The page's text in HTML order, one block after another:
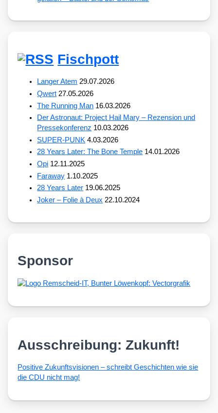
Fischpott
Langer Atem 29.07.2026
Qwert 27.05.2026
The Running Man 16.03.2026
Der Astronaut: Project Hail Mary – Rezension und
Pressekonferenz 10.03.2026
SUPER-PUNK 4.03.2026
28 Years Later: The Bone Temple 14.01.2026
Opi 12.11.2025
Faraway 1.10.2025
28 Years Later 19.06.2025
Joker – Folie à Deux 22.10.2024
Sponsor
Ausschreibung: Zukunft!
Posi­ti­ve Zukunfts­vi­sio­nen – schreibt Geschich­ten wie sie
die CDU nicht mag!